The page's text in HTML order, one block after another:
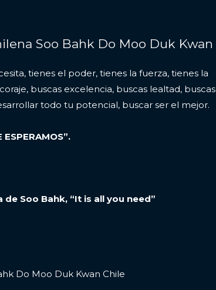
Soo Bahk Do Moo Duk Kwan
tienes el poder, tienes la fuerza, tienes la
buscas excelencia, buscas lealtad, buscas
todo tu potencial, buscar ser el mejor.
ESPERAMOS”.
de Soo Bahk, “It is all you need”
Do Moo Duk Kwan Chile